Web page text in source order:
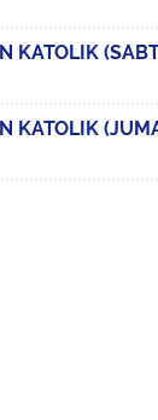
KATOLIK
KATOLIK